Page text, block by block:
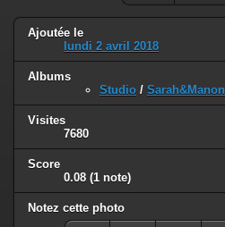
Ajoutée le
lundi 2 avril 2018
Albums
Studio / Sarah&Manon
Visites
7680
Score
0.08 (1 note)
Notez cette photo